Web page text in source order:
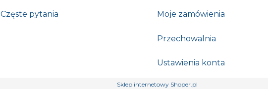
Częste pytania Moje zamówienia
Przechowalnia
Ustawienia konta
Sklep internetowy Shoper.pl